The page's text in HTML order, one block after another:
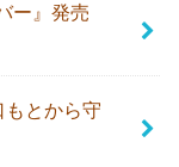
ー』発売
もとから守